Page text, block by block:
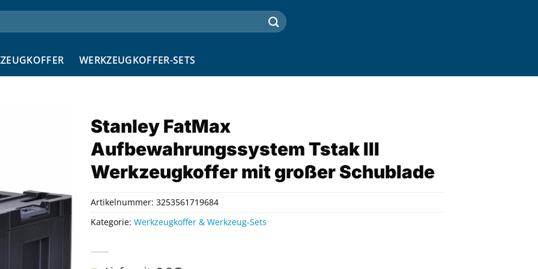
WERKZEUGKOFFER-SETS
Stanley FatMax
Aufbewahrungssystem Tstak III
Werkzeugkoffer mit großer Schublade
Artikelnummer: 3253561719684
Kategorie: Werkzeugkoffer & Werkzeug-Sets